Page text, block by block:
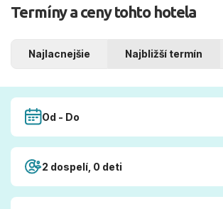
Termíny a ceny tohto hotela
Najlacnejšie Najbližší termín
Od - Do
2 dospelí, 0 deti